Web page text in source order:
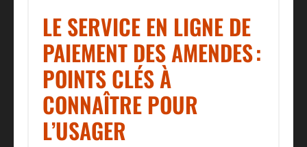
LE SERVICE EN LIGNE DE
PAIEMENT DES AMENDES :
POINTS CLÉS À
CONNAÎTRE POUR
L’USAGER